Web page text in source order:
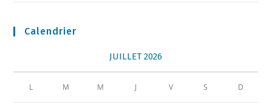
Calendrier
JUILLET 2026
L M M J V S D